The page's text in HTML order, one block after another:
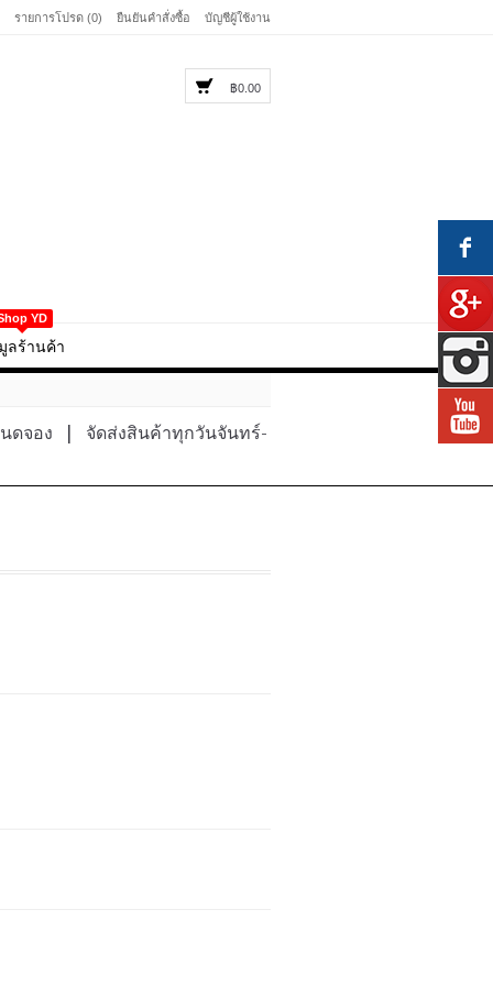
รายการโปรด (0) ยืนยันคำสั่งซื้อ บัญชีผู้ใช้งาน
฿0.00
YD
ลร้านค้า
ดจอง
จัดส่งสินค้าทุกวันจันทร์-